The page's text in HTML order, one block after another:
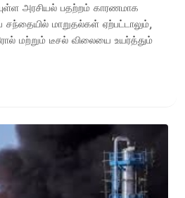
அரசியல் பதற்றம் காரணமாக
மாறுதல்கள் ஏற்பட்டாலும்,
மற்றும் டீசல் விலையை உயர்த்தும்